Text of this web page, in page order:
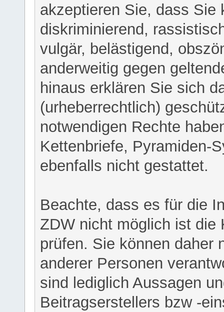
akzeptieren Sie, dass Sie
diskriminierend,
vulgär, belästigend,
anderweitig gegen
hinaus erklären Sie sich
(urheberrechtlich)
notwendigen Rechte
Kettenbriefe, Pyramiden-
ebenfalls nicht gestattet.
Beachte, dass es für die
ZDW nicht möglich ist die
prüfen. Sie können daher
anderer Personen
sind lediglich Aussagen
Beitragserstellers bzw -